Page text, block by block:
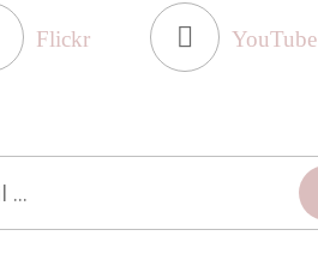
Flickr YouTube